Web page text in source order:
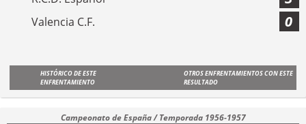
Valencia C.F. 0
HISTÓRICO DE ESTE
ENFRENTAMIENTO
OTROS ENFRENTAMIENTOS CON ESTE
RESULTADO
Campeonato de España / Temporada 1956-1957